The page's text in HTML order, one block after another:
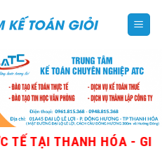
THANH HÓA - GIÁO